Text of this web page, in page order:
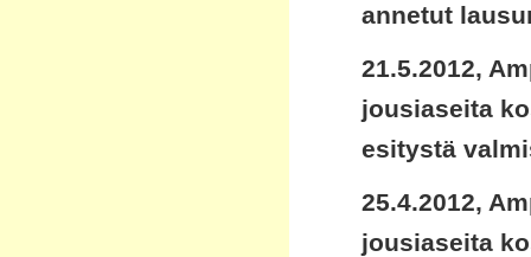
annetut
21.5.2012,
jousiaseita
esitystä
25.4.2012,
jousiaseita